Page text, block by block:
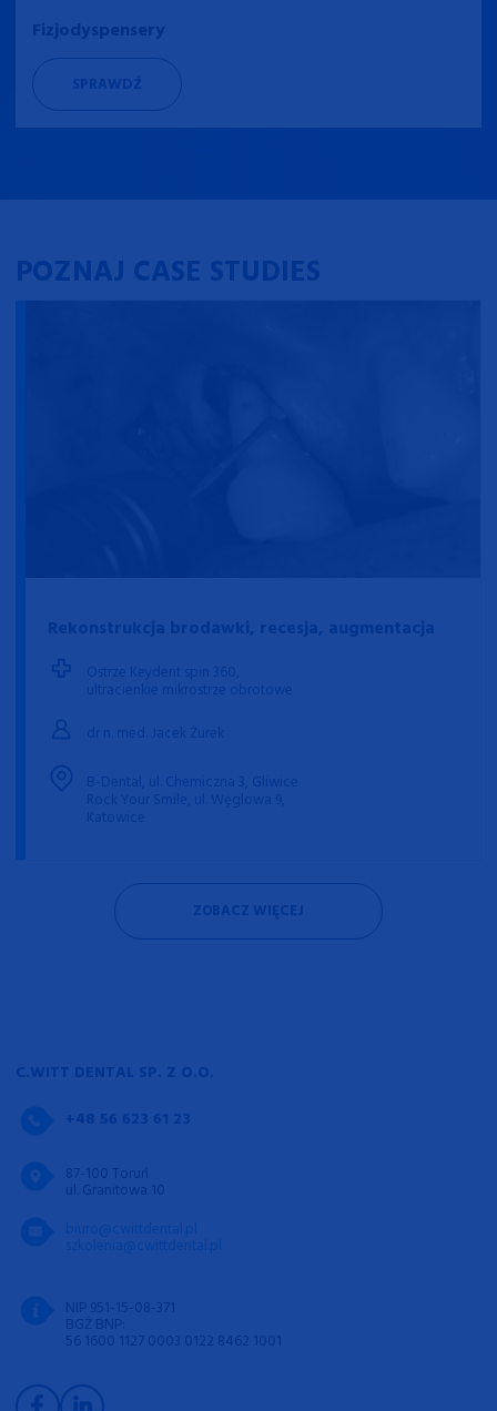
Fizjodyspensery
SPRAWDŹ
POZNAJ CASE STUDIES
Rekonstrukcja brodawki, recesja, augmentacja
Ostrze Keydent spin 360,
ultracienkie mikrostrze obrotowe
dr n. med. Jacek Żurek
B-Dental, ul. Chemiczna 3, Gliwice
Rock Your Smile, ul. Węglowa 9,
Katowice
ZOBACZ WIĘCEJ
C.WITT DENTAL SP. Z O.O.
+48 56 623 61 23
87-100 Toruń
ul. Granitowa 10
NIP 951-15-08-371
BGŻ BNP:
56 1600 1127 0003 0122 8462 1001